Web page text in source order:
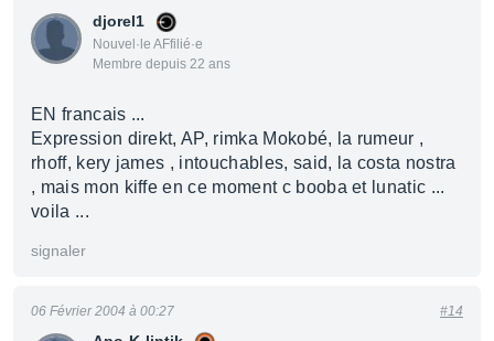
djorel1
Nouvel·le AFfilié·e
Membre depuis 22 ans
EN francais ...
Expression direkt, AP, rimka Mokobé, la rumeur ,
rhoff, kery james , intouchables, said, la costa nostra
, mais mon kiffe en ce moment c booba et lunatic ...
voila ...
signaler
06 Février 2004 à 00:27 #14